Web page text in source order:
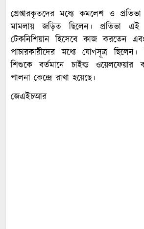
গ্রেপ্তারকৃতদের মধ্যে কমলেশ ও
মামলায় জড়িত ছিলেন। প্রতিভা এই
টেকনিশিয়ান হিসেবে কাজ করতেন
পাচারকারীদের মধ্যে যোগসূত্র
শিশুকে বর্তমানে চাইল্ড ওয়েলফেয়ার
পালনা কেন্দ্রে রাখা হয়েছে।
জেএইচআর